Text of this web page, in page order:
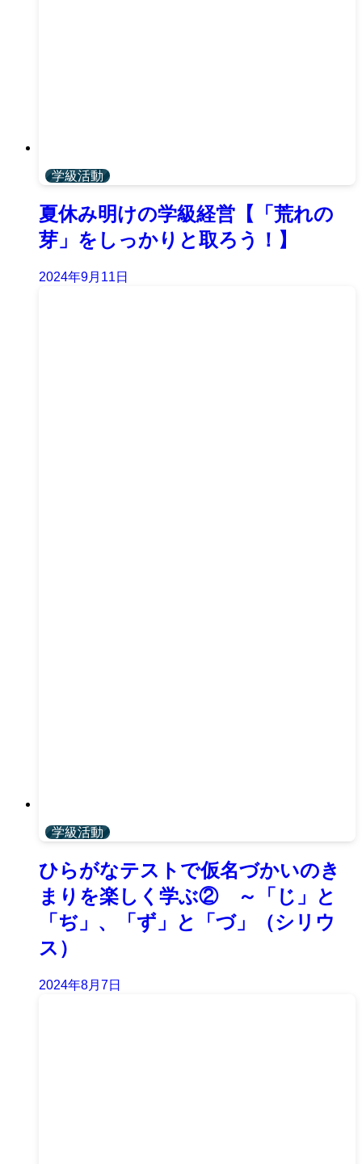
学級活動
夏休み明けの学級経営【「荒れの
芽」をしっかりと取ろう！】
2024年9月11日
学級活動
ひらがなテストで仮名づかいのき
まりを楽しく学ぶ② ～「じ」と
「ぢ」、「ず」と「づ」（シリウ
ス）
2024年8月7日